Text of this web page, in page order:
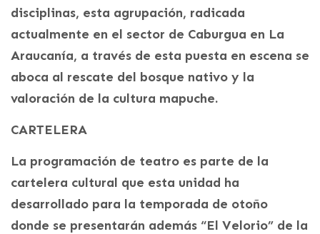
disciplinas, esta agrupación, radicada
actualmente en el sector de Caburgua en La
Araucanía, a través de esta puesta en escena se
aboca al rescate del bosque nativo y la
valoración de la cultura mapuche.
CARTELERA
La programación de teatro es parte de la
cartelera cultural que esta unidad ha
desarrollado para la temporada de otoño
donde se presentarán además “El Velorio” de la